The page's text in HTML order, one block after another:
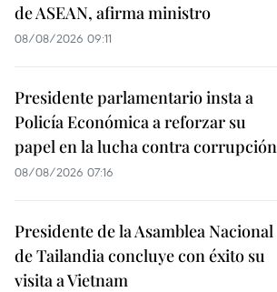
de ASEAN, afirma ministro
08/08/2026 09:11
Presidente parlamentario insta a
Policía Económica a reforzar su
papel en la lucha contra corrupción
08/08/2026 07:16
Presidente de la Asamblea Nacional
de Tailandia concluye con éxito su
visita a Vietnam